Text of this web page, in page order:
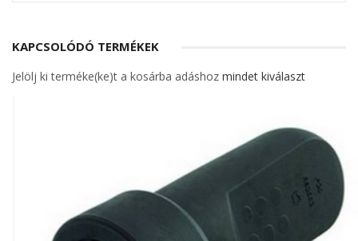
KAPCSOLÓDÓ TERMÉKEK
Jelölj ki terméke(ke)t a kosárba adáshoz mindet kiválaszt